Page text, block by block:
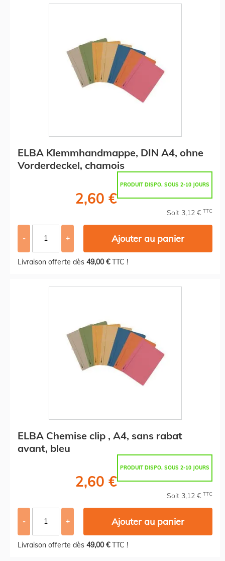
ELBA Klemmhandmappe, DIN A4, ohne
Vorderdeckel, chamois
PRODUIT DISPO. SOUS 2-10 JOURS
2,60 €
Soit 3,12 € TTC
- + Ajouter au panier
Livraison offerte dès 49,00 €TTC !
ELBA Chemise clip , A4, sans rabat
avant, bleu
PRODUIT DISPO. SOUS 2-10 JOURS
2,60 €
Soit 3,12 € TTC
- + Ajouter au panier
Livraison offerte dès 49,00 €TTC !